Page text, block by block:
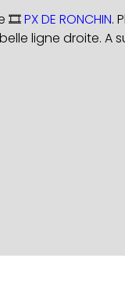
🎞️PX DE RONCHIN.
ligne droite. A